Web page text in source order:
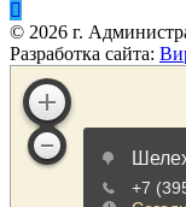
© 2026 г.
Разработка сайта: